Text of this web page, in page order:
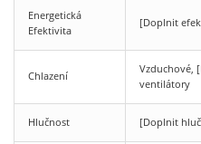
Energetická
Efektivita
[Doplnit
Chlazení
Vzduchové,
ventilátory
Hlučnost [Doplnit